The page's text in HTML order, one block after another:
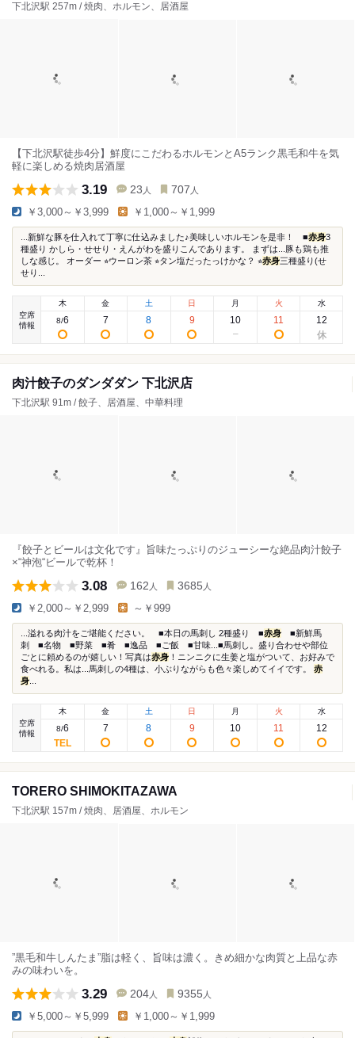
下北沢駅 257m / 焼肉、ホルモン、居酒屋
【下北沢駅徒歩4分】鮮度にこだわるホルモンとA5ランク黒毛和牛を気
軽に楽しめる焼肉居酒屋
3.19 23 人 707 人
￥3,000～￥3,999 ￥1,000～￥1,999
...新鮮な豚を仕入れて丁寧に仕込みました♪美味しいホルモンを是非！ ■赤身3
種盛り かしら・せせり・えんがわを盛りこんであります。 まずは...豚も鶏も推
しな感じ。 オーダー ⭐︎ウーロン茶 ⭐︎タン塩だったっけかな？ ⭐︎赤身三種盛り(せ
せり...
空席
情報
木
8/6
金
7
土
8
日
9
月
10
火
11
水
12
肉汁餃子のダンダダン 下北沢店
下北沢駅 91m / 餃子、居酒屋、中華料理
『餃子とビールは文化です』旨味たっぷりのジューシーな絶品肉汁餃子
×“神泡“ビールで乾杯！
3.08 162 人 3685 人
￥2,000～￥2,999 ～￥999
...溢れる肉汁をご堪能ください。 ■本日の馬刺し 2種盛り ■赤身 ■新鮮馬
刺 ■名物 ■野菜 ■肴 ■逸品 ■ご飯 ■甘味...■馬刺し。盛り合わせや部位
ごとに頼めるのが嬉しい！写真は赤身 ！ニンニクに生姜と塩がついて、お好みで
食べれる。私は...馬刺しの4種は、小ぶりながらも色々楽しめてイイです。 赤
身
空席
情報
木
8/6
金
7
土
8
日
9
月
10
火
11
水
12
TORERO SHIMOKITAZAWA
下北沢駅 157m / 焼肉、居酒屋、ホルモン
”黒毛和牛しんたま”脂は軽く、旨味は濃く。きめ細かな肉質と上品な赤
みの味わいを。
3.29 204 人 9355 人
￥5,000～￥5,999 ￥1,000～￥1,999